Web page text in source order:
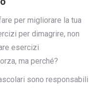
per migliorare la tua
per dimagrire, non
esercizi
ma perché?
sono responsabili